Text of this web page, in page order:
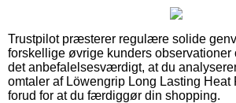
Trustpilot præsterer regulære solide
forskellige øvrige kunders observationer
det anbefalelsesværdigt, at du
omtaler af Löwengrip Long Lasting Heat
forud for at du færdiggør din shopping.